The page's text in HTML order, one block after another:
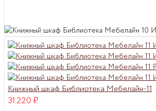
Книжный шкаф Библиотека Мебелайн-11
31.220₽